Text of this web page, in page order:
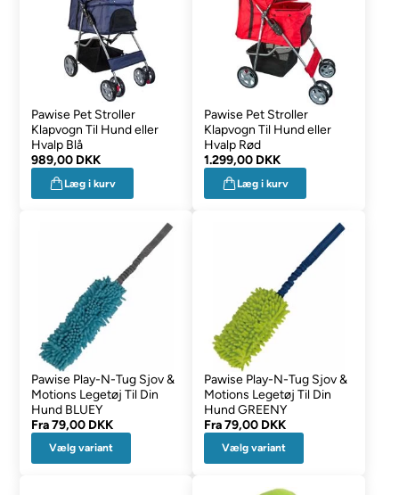
Pawise Pet Stroller
Klapvogn Til Hund eller
Hvalp Blå
989,00 DKK
Læg i kurv
Pawise Pet Stroller
Klapvogn Til Hund eller
Hvalp Rød
1.299,00 DKK
Læg i kurv
Pawise Play-N-Tug Sjov &
Motions Legetøj Til Din
Hund BLUEY
Fra79,00 DKK
Vælg variant
Pawise Play-N-Tug Sjov &
Motions Legetøj Til Din
Hund GREENY
Fra79,00 DKK
Vælg variant